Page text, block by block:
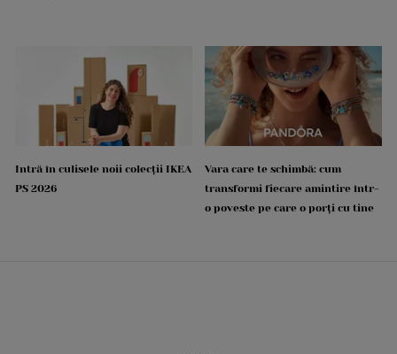
Intră în culisele noii colecții IKEA
PS 2026
Vara care te schimbă: cum
transformi fiecare amintire într-
o poveste pe care o porți cu tine